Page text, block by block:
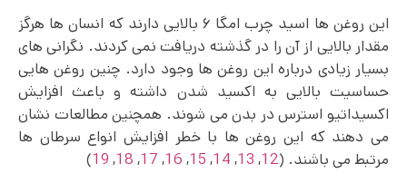
این روغن ها اسید چرب امگا ۶ بالایی دارند که انسان‌ ها هرگز
مقدار بالایی از آن را در گذشته دریافت نمی‌ کردند. نگرانی های
بسیار زیادی درباره این روغن ها وجود دارد. چنین روغن‌ هایی
حساسیت بالایی به اکسید شدن داشته و باعث افزایش
اکسیداتیو استرس در بدن می‌ شوند. همچنین مطالعات نشان
می دهند که این روغن ها با خطر افزایش انواع سرطان ها
مرتبط می باشند. (12
,
13
,
14
,
15
,
16
,
17
,
18
,
19
)